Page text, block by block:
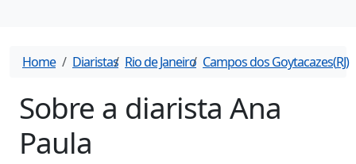
Home Diaristas Rio de Janeiro Campos dos Goytacazes(RJ)
Sobre a diarista Ana
Paula